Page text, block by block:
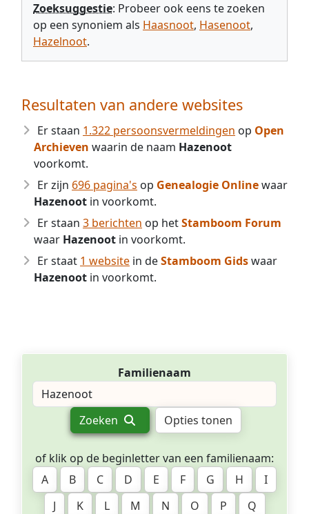
Zoeksuggestie: Probeer ook eens te zoeken
op een synoniem als Haasnoot, Hasenoot,
Hazelnoot.
Resultaten van andere websites
Er staan 1.322 persoonsvermeldingen op Open
Archieven waarin de naam Hazenoot
voorkomt.
Er zijn 696 pagina's op Genealogie Onlinewaar
Hazenoot in voorkomt.
Er staan 3 berichten op hetStamboom Forum
waar Hazenoot in voorkomt.
Er staat 1 website in deStamboom Gidswaar
Hazenoot in voorkomt.
Familienaam
Zoeken Opties tonen
of klik op de beginletter van een familienaam:
A
B C D E F G H
I
J
K L M N O P
Q